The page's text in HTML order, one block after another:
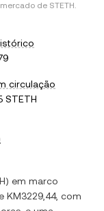
de STETH.
circulação
STETH
) em marco
KM3229,44, com